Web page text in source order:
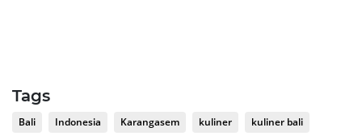
Tags
Bali Indonesia Karangasem kuliner kuliner bali